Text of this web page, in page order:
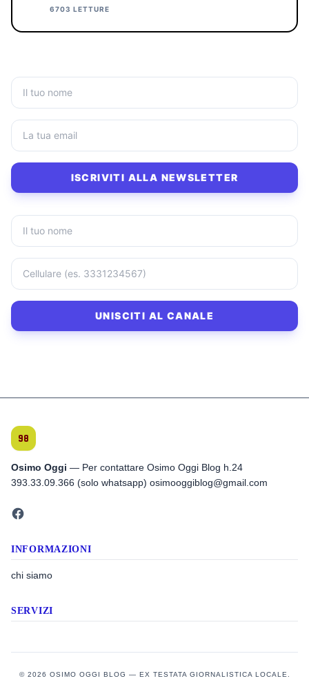
6703 LETTURE
ISCRIVITI ALLA NEWSLETTER
UNISCITI AL CANALE
Osimo Oggi — Per contattare Osimo Oggi Blog h.24
393.33.09.366 (solo whatsapp) osimooggiblog@gmail.com
INFORMAZIONI
chi siamo
SERVIZI
© 2026 OSIMO OGGI BLOG — EX TESTATA GIORNALISTICA LOCALE.